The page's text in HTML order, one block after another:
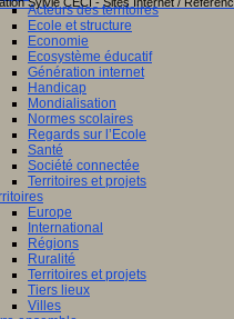
Acteurs des territoires
Ecole et structure
Economie
Ecosystème éducatif
Génération internet
Handicap
Mondialisation
Normes scolaires
Regards sur l’Ecole
Santé
Société connectée
Territoires et projets
Europe
International
Régions
Ruralité
Territoires et projets
Tiers lieux
Villes